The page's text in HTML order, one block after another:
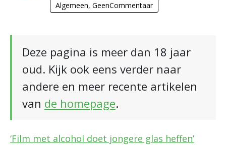
Algemeen, GeenCommentaar
Deze pagina is meer dan 18 jaar
oud. Kijk ook eens verder naar
andere en meer recente artikelen
van de homepage.
‘Film met alcohol doet jongere glas heffen’